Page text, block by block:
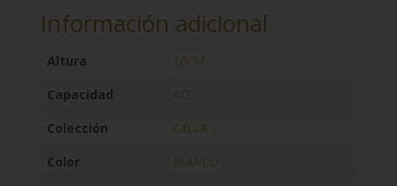
Información adicional
Altura
10CM
Capacidad
4CL
Colección
CALCA
Color
BLANCO